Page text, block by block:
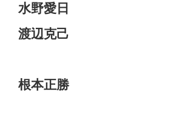
水野愛日
渡辺克己
根本正勝